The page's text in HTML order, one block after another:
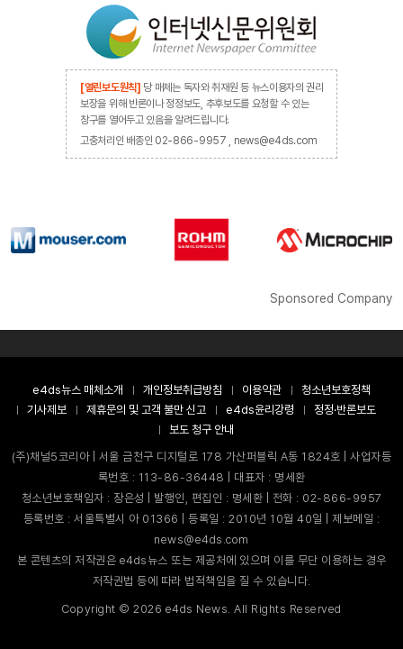
[열린보도원칙] 당 매체는 독자와 취재원 등 뉴스이용자의 권리
보장을 위해 반론이나 정정보도, 추후보도를 요청할 수 있는
창구를 열어두고 있음을 알려드립니다.
고충처리인 배종인 02-866-9957 , news@e4ds.com
Sponsored Company
e4ds뉴스 매체소개 개인정보취급방침 이용약관
청소년보호정책
기사제보
제휴문의 및 고객 불만 신고 e4ds윤리강령
정정·반론보도
보도 청구 안내
(주)채널5코리아 | 서울 금천구 디지털로 178 가산퍼블릭 A동 1824호 | 사업자등
록번호 : 113-86-36448 | 대표자 : 명세환
청소년보호책임자 : 장은성 | 발행인, 편집인 : 명세환 | 전화 : 02-866-9957
등록번호 : 서울특별시 아 01366 | 등록일 : 2010년 10월 40일 | 제보메일 :
news@e4ds.com
본 콘텐츠의 저작권은 e4ds뉴스 또는 제공처에 있으며 이를 무단 이용하는 경우
저작권법 등에 따라 법적책임을 질 수 있습니다.
Copyright ©2026 e4ds News. All Rights Reserved